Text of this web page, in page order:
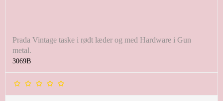
Prada Vintage taske i rødt læder og med Hardware i Gun
metal.
3069B